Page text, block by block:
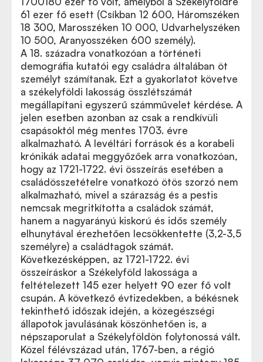
61 ezer fő esett (Csíkban 12 600, Háromszéken
18 300, Marosszéken 10 000, Udvarhelyszéken
10 500, Aranyosszéken 600 személy).
A 18. századra vonatkozóan a történeti
demográfia kutatói egy családra általában öt
személyt számítanak. Ezt a gyakorlatot követve
a székelyföldi lakosság összlétszámát
megállapítani egyszerű számművelet kérdése. A
jelen esetben azonban az csak a rendkívüli
csapásoktól még mentes 1703. évre
alkalmazható. A levéltári források és a korabeli
krónikák adatai meggyőzőek arra vonatkozóan,
hogy az 1721-1722. évi összeírás esetében a
családösszetételre vonatkozó ötös szorzó nem
alkalmazható, mivel a szárazság és a pestis
nemcsak megritkította a családok számát,
hanem a nagyarányú kiskorú és idős személy
elhunytával érezhetően lecsökkentette (3,2-3,5
személyre) a családtagok számát.
Következésképpen, az 1721-1722. évi
összeíráskor a Székelyföld lakossága a
feltételezett 145 ezer helyett 90 ezer fő volt
csupán. A következő évtizedekben, a békésnek
tekinthető időszak idején, a közegészségi
állapotok javulásának köszönhetően is, a
népszaporulat a Székelyföldön folytonossá vált.
Közel félévszázad után, 1767-ben, a régió